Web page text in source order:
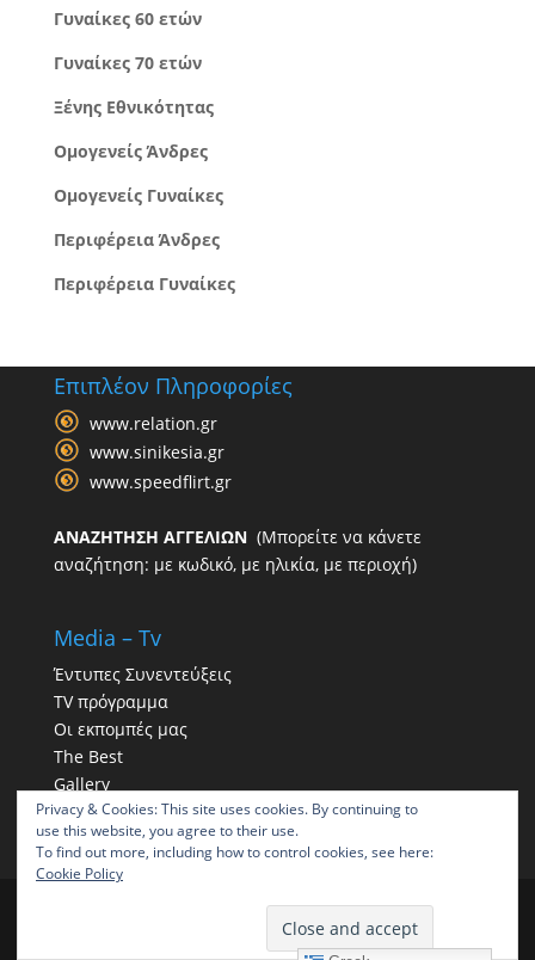
Γυναίκες 60 ετών
Γυναίκες 70 ετών
Ξένης Εθνικότητας
Ομογενείς Άνδρες
Ομογενείς Γυναίκες
Περιφέρεια Άνδρες
Περιφέρεια Γυναίκες
Επιπλέον Πληροφορίες
www.relation.gr
www.sinikesia.gr
www.speedflirt.gr
ΑΝΑΖΗΤΗΣΗ ΑΓΓΕΛΙΩΝ(Μπορείτε να κάνετε
αναζήτηση: με κωδικό, με ηλικία, με περιοχή)
Media – Tv
Έντυπες Συνεντεύξεις
TV πρόγραμμα
Οι εκπομπές μας
The Best
Gallery
Η παρουσία μας στα social
συνοικεσίων ΠΑΠΠΑΣ
Privacy & Cookies: This site uses cookies. By continuing to
use this website, you agree to their use.
To find out more, including how to control cookies, see here:
Cookie Policy